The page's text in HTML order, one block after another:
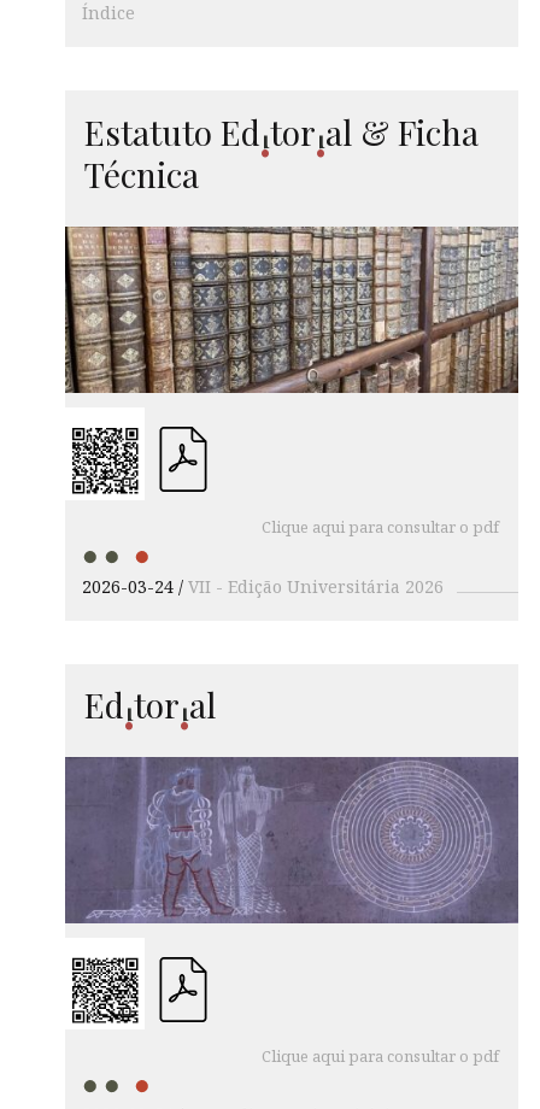
Índice
Estatuto Editorial & Ficha
Técnica
Clique aqui para consultar o pdf
2026-03-24 VII - Edição Universitária 2026
Editorial
Clique aqui para consultar o pdf